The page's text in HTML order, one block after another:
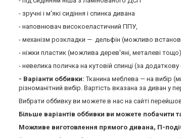
- зручні і м'які сидіння і спинка дивана
- наповнювач високоеластичний ППУ,
- механізм розкладки — дельфін (можливо
- ніжки пластик (можлива дерев'яні, металеві
- невелика поличка на кутовій спинці (за додаткову
- Варіанти оббивки: Тканина меблева — на вибір
різноманітний вибір. Вартість вказана за диван у
Вибрати оббивку ви можете в нас на сайті
Більше варіантів оббивки ви можете побачити
Можливе виготовлення прямого дивана, П-